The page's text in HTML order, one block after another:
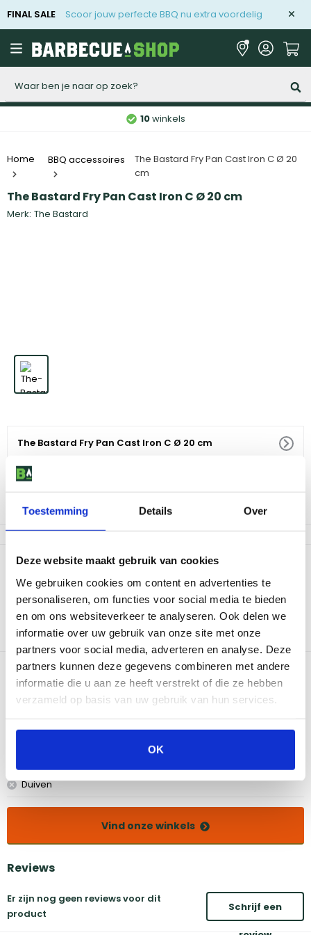
Toestemming Details Over
Deze website maakt gebruik van cookies
We gebruiken cookies om content en advertenties te
personaliseren, om functies voor social media te bieden
en om ons websiteverkeer te analyseren. Ook delen we
informatie over uw gebruik van onze site met onze
partners voor social media, adverteren en analyse. Deze
partners kunnen deze gegevens combineren met andere
informatie die u aan ze heeft verstrekt of die ze hebben
verzameld op basis van uw gebruik van hun services.
OK
FINAL SALE Scoor jouw perfecte BBQ nu extra voordelig
10winkels
Home BBQ accessoires
The Bastard Fry Pan Cast Iron C Ø 20
cm
The Bastard Fry Pan Cast Iron C Ø 20 cm
Merk: The Bastard
The Bastard Fry Pan Cast Iron C Ø 20 cm
34,
Niet op voorraad
Productomschrijving
Gietijzeren pannen is wat je nodig hebt. The Bastard Fry pan Cast
Iron is voorbehandeld en gaat een leven lang mee. De pan heeft
2 handvatten zodat hij perfect in The Bastard past, en hij kan zelfs
afgesloten worden met de deksel van de Dutch oven van The
Bastard.
Bekijk dit product in onze winkels
Amsterdam
Doetinchem
Duiven
Eindhoven
Utrecht
Vind onze winkels
Reviews
Er zijn nog geen reviews voor dit
product
Schrijf een